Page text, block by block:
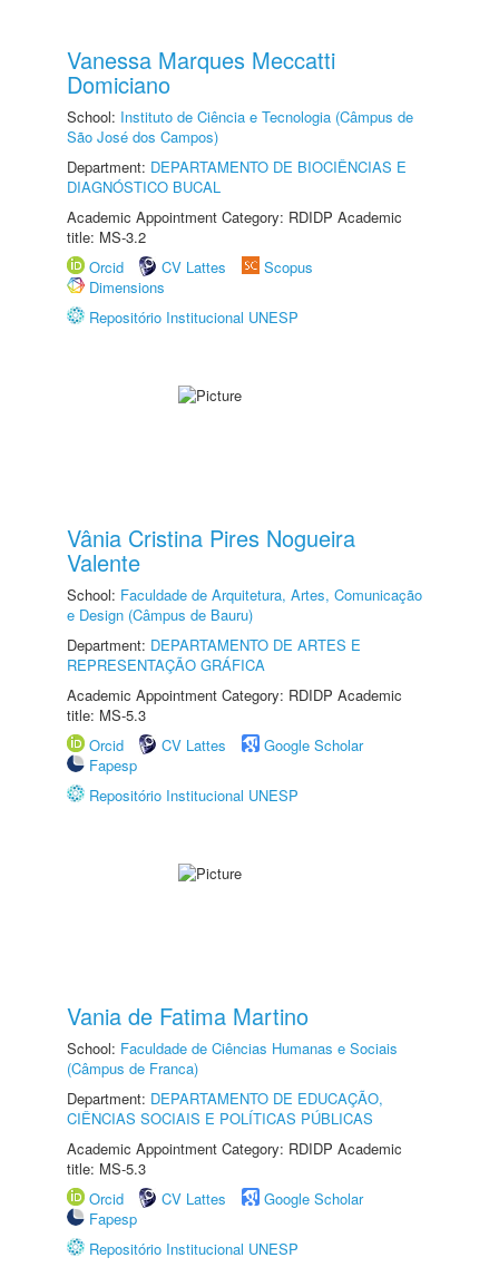
Vanessa Marques Meccatti
Domiciano
School: Instituto de Ciência e Tecnologia (Câmpus de
São José dos Campos)
Department: DEPARTAMENTO DE BIOCIÊNCIAS E
DIAGNÓSTICO BUCAL
Academic Appointment Category: RDIDP Academic
title: MS-3.2
Orcid
CV Lattes
Scopus
Dimensions
Repositório Institucional UNESP
Vânia Cristina Pires Nogueira
Valente
School: Faculdade de Arquitetura, Artes, Comunicação
e Design (Câmpus de Bauru)
Department: DEPARTAMENTO DE ARTES E
REPRESENTAÇÃO GRÁFICA
Academic Appointment Category: RDIDP Academic
title: MS-5.3
Orcid
CV Lattes
Google Scholar
Fapesp
Repositório Institucional UNESP
Vania de Fatima Martino
School: Faculdade de Ciências Humanas e Sociais
(Câmpus de Franca)
Department: DEPARTAMENTO DE EDUCAÇÃO,
CIÊNCIAS SOCIAIS E POLÍTICAS PÚBLICAS
Academic Appointment Category: RDIDP Academic
title: MS-5.3
Orcid
CV Lattes
Google Scholar
Fapesp
Repositório Institucional UNESP